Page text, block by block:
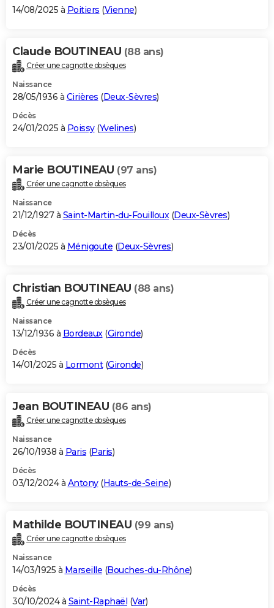
14/08/2025 à Poitiers (Vienne)
Claude BOUTINEAU (88 ans)
Créer une cagnotte obsèques
Naissance
28/05/1936 à Cirières (Deux-Sèvres)
Décès
24/01/2025 à Poissy(Yvelines)
Marie BOUTINEAU (97 ans)
Créer une cagnotte obsèques
Naissance
21/12/1927 à Saint-Martin-du-Fouilloux(Deux-Sèvres)
Décès
23/01/2025 à Ménigoute (Deux-Sèvres)
Christian BOUTINEAU (88 ans)
Créer une cagnotte obsèques
Naissance
13/12/1936 à Bordeaux(Gironde)
Décès
14/01/2025 à Lormont(Gironde)
Jean BOUTINEAU (86 ans)
Créer une cagnotte obsèques
Naissance
26/10/1938 à Paris (Paris)
Décès
03/12/2024 à Antony(Hauts-de-Seine)
Mathilde BOUTINEAU (99 ans)
Créer une cagnotte obsèques
Naissance
14/03/1925 à Marseille (Bouches-du-Rhône)
Décès
30/10/2024 à Saint-Raphaël (Var)